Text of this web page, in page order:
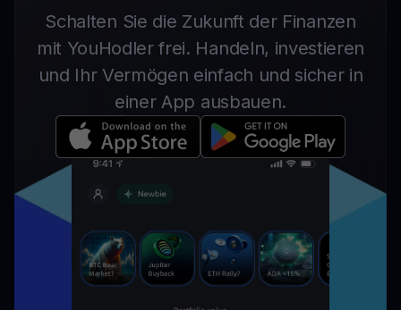
Schalten Sie die Zukunft der Finanzen
mit YouHodler frei. Handeln, investieren
und Ihr Vermögen einfach und sicher in
einer App ausbauen.